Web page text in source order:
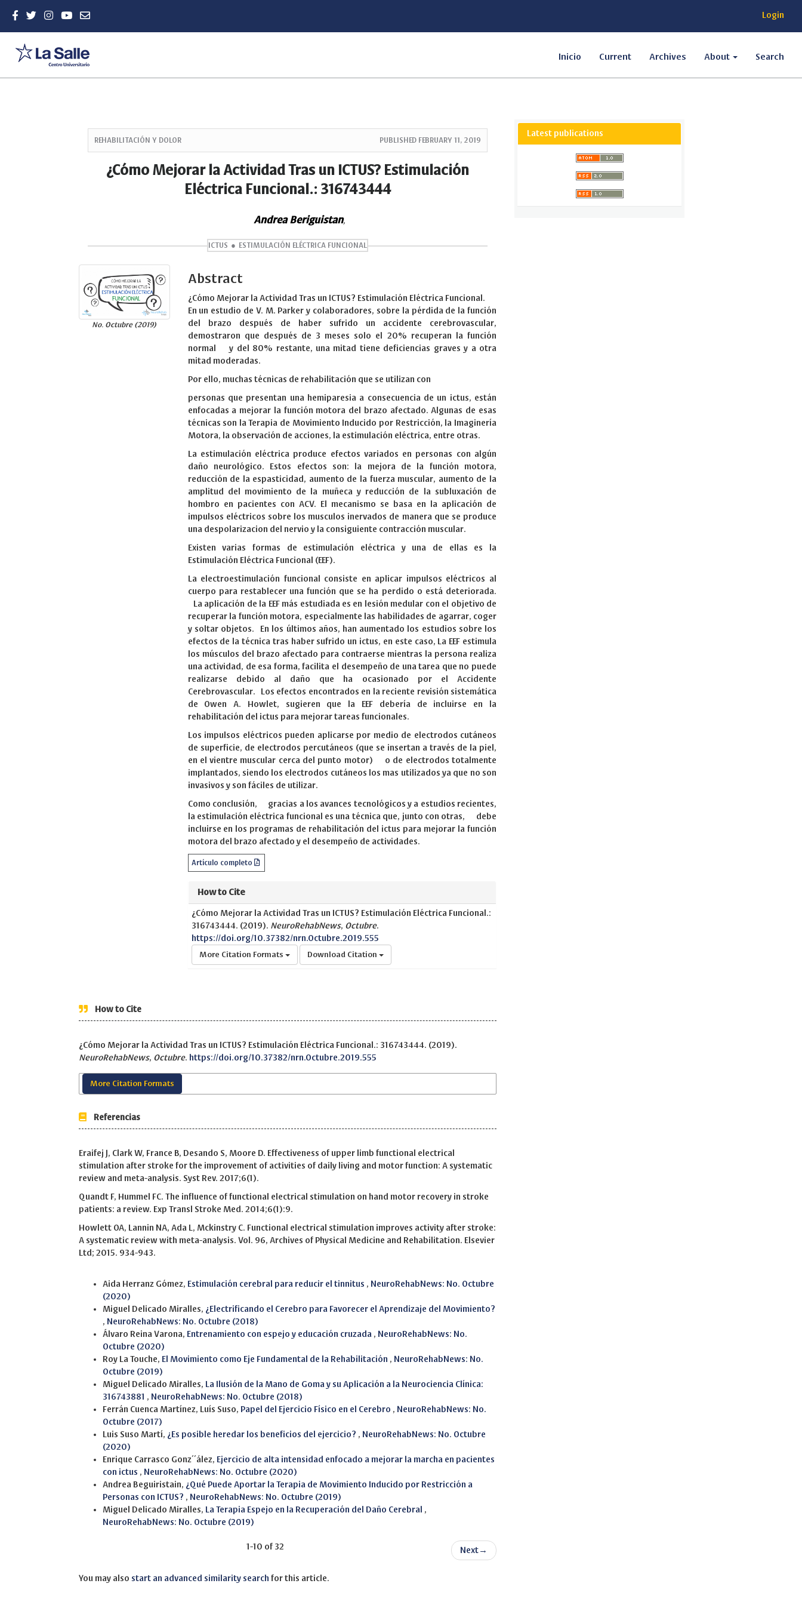
Login
Inicio Current Archives About Search
REHABILITACIÓN Y DOLOR PUBLISHED FEBRUARY 11, 2019
¿Cómo Mejorar la Actividad Tras un ICTUS? Estimulación
Eléctrica Funcional.: 316743444
Andrea Beriguistan,
ICTUS ESTIMULACIÓN ELÉCTRICA FUNCIONAL
No. Octubre (2019)
Abstract
¿Cómo Mejorar la Actividad Tras un ICTUS? Estimulación Eléctrica Funcional.
En un estudio de V. M. Parker y colaboradores, sobre la pérdida de la función
del brazo después de haber sufrido un accidente cerebrovascular,
demostraron que después de 3 meses solo el 20% recuperan la función
normal y del 80% restante, una mitad tiene deficiencias graves y a otra
mitad moderadas.
Por ello, muchas técnicas de rehabilitación que se utilizan con
personas que presentan una hemiparesia a consecuencia de un ictus, están
enfocadas a mejorar la función motora del brazo afectado. Algunas de esas
técnicas son la Terapia de Movimiento Inducido por Restricción, la Imaginería
Motora, la observación de acciones, la estimulación eléctrica, entre otras.
La estimulación eléctrica produce efectos variados en personas con algún
daño neurológico. Estos efectos son: la mejora de la función motora,
reducción de la espasticidad, aumento de la fuerza muscular, aumento de la
amplitud del movimiento de la muñeca y reducción de la subluxación de
hombro en pacientes con ACV. El mecanismo se basa en la aplicación de
impulsos eléctricos sobre los musculos inervados de manera que se produce
una despolarizacion del nervio y la consiguiente contracción muscular.
Existen varias formas de estimulación eléctrica y una de ellas es la
Estimulación Eléctrica Funcional (EEF).
La electroestimulación funcional consiste en aplicar impulsos eléctricos al
cuerpo para restablecer una función que se ha perdido o está deteriorada.
La aplicación de la EEF más estudiada es en lesión medular con el objetivo de
recuperar la función motora, especialmente las habilidades de agarrar, coger
y soltar objetos. En los últimos años, han aumentado los estudios sobre los
efectos de la técnica tras haber sufrido un ictus, en este caso, La EEF estimula
los músculos del brazo afectado para contraerse mientras la persona realiza
una actividad, de esa forma, facilita el desempeño de una tarea que no puede
realizarse debido al daño que ha ocasionado por el Accidente
Cerebrovascular. Los efectos encontrados en la reciente revisión sistemática
de Owen A. Howlet, sugieren que la EEF debería de incluirse en la
rehabilitación del ictus para mejorar tareas funcionales.
Los impulsos eléctricos pueden aplicarse por medio de electrodos cutáneos
de superficie, de electrodos percutáneos (que se insertan a través de la piel,
en el vientre muscular cerca del punto motor) o de electrodos totalmente
implantados, siendo los electrodos cutáneos los mas utilizados ya que no son
invasivos y son fáciles de utilizar.
Como conclusión, gracias a los avances tecnológicos y a estudios recientes,
la estimulación eléctrica funcional es una técnica que, junto con otras, debe
incluirse en los programas de rehabilitación del ictus para mejorar la función
motora del brazo afectado y el desempeño de actividades.
Artículo completo
How to Cite
¿Cómo Mejorar la Actividad Tras un ICTUS? Estimulación Eléctrica Funcional.:
316743444. (2019). NeuroRehabNews, Octubre.
https://doi.org/10.37382/nrn.Octubre.2019.555
More Citation Formats Download Citation
How to Cite
¿Cómo Mejorar la Actividad Tras un ICTUS? Estimulación Eléctrica Funcional.: 316743444. (2019).
NeuroRehabNews, Octubre. https://doi.org/10.37382/nrn.Octubre.2019.555
More Citation Formats
Referencias
Eraifej J, Clark W, France B, Desando S, Moore D. Effectiveness of upper limb functional electrical
stimulation after stroke for the improvement of activities of daily living and motor function: A systematic
review and meta-analysis. Syst Rev. 2017;6(1).
Quandt F, Hummel FC. The influence of functional electrical stimulation on hand motor recovery in stroke
patients: a review. Exp Transl Stroke Med. 2014;6(1):9.
Howlett OA, Lannin NA, Ada L, Mckinstry C. Functional electrical stimulation improves activity after stroke:
A systematic review with meta-analysis. Vol. 96, Archives of Physical Medicine and Rehabilitation. Elsevier
Ltd; 2015. 934-943.
Aida Herranz Gómez, Estimulación cerebral para reducir el tinnitus , NeuroRehabNews: No. Octubre
(2020)
Miguel Delicado Miralles, ¿Electrificando el Cerebro para Favorecer el Aprendizaje del Movimiento?
, NeuroRehabNews: No. Octubre (2018)
Álvaro Reina Varona, Entrenamiento con espejo y educación cruzada , NeuroRehabNews: No.
Octubre (2020)
Roy La Touche, El Movimiento como Eje Fundamental de la Rehabilitación , NeuroRehabNews: No.
Octubre (2019)
Miguel Delicado Miralles, La Ilusión de la Mano de Goma y su Aplicación a la Neurociencia Clínica:
316743881 , NeuroRehabNews: No. Octubre (2018)
Ferrán Cuenca Martínez, Luís Suso, Papel del Ejercicio Físico en el Cerebro , NeuroRehabNews: No.
Octubre (2017)
Luis Suso Martí, ¿Es posible heredar los beneficios del ejercicio? , NeuroRehabNews: No. Octubre
(2020)
Enrique Carrasco Gonz´´ález, Ejercicio de alta intensidad enfocado a mejorar la marcha en pacientes
con ictus , NeuroRehabNews: No. Octubre (2020)
Andrea Beguiristain, ¿Qué Puede Aportar la Terapia de Movimiento Inducido por Restricción a
Personas con ICTUS? , NeuroRehabNews: No. Octubre (2019)
Miguel Delicado Miralles, La Terapia Espejo en la Recuperación del Daño Cerebral ,
NeuroRehabNews: No. Octubre (2019)
1-10 of 32 Next →
You may also start an advanced similarity search for this article.
Latest publications